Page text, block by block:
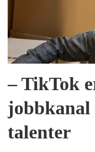
– TikTok
jobbkanal
talenter